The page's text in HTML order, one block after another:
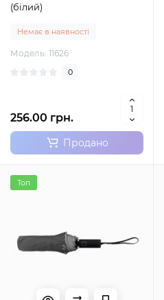
(білий)
Немає в наявності
Модель: 11626
0
256.00 грн.
Продано
Топ